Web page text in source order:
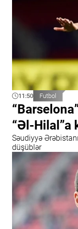
11:50 Futbol
“Əl-Hilal”a
Səudiyyə
düşüblər